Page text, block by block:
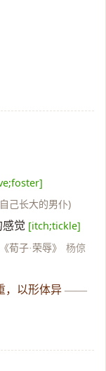
己长大的男仆)
觉 [itch;tickle]
《荀子·荣辱》
杨倞
，以形体异 ——